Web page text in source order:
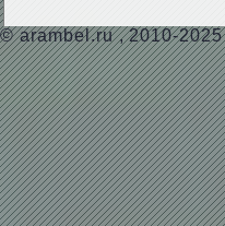
© arambel.ru, 2010-2025